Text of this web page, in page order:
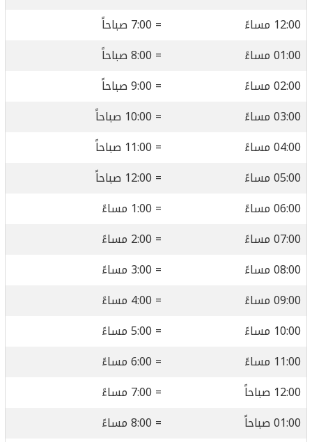
12:00 مساءً
= 7:00 صباحاً
01:00 مساءً
= 8:00 صباحاً
02:00 مساءً
= 9:00 صباحاً
03:00 مساءً
= 10:00 صباحاً
04:00 مساءً
= 11:00 صباحاً
05:00 مساءً
= 12:00 صباحاً
06:00 مساءً
= 1:00 مساءً
07:00 مساءً
= 2:00 مساءً
08:00 مساءً
= 3:00 مساءً
09:00 مساءً
= 4:00 مساءً
10:00 مساءً
= 5:00 مساءً
11:00 مساءً
= 6:00 مساءً
12:00 صباحاً
= 7:00 مساءً
01:00 صباحاً
= 8:00 مساءً